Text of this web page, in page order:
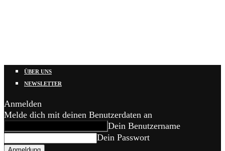
ÜBER UNS
NEWSLETTER
Anmelden
Melde dich mit deinen Benutzerdaten an
Dein Benutzername
Dein Passwort